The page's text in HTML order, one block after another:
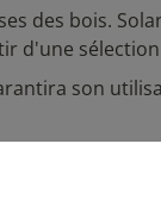
des bois.
d'une
son